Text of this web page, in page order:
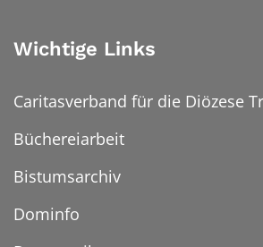
Wichtige Links
Caritasverband für die Diözese
Büchereiarbeit
Bistumsarchiv
Dominfo